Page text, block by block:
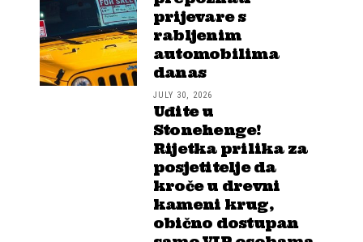
prijevare s
rabljenim
automobilima
danas
JULY 30, 2026
Uđite u
Stonehenge!
Rijetka prilika za
posjetitelje da
kroče u drevni
kameni krug,
obično dostupan